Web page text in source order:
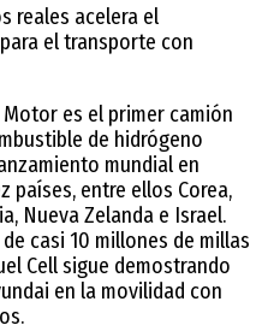
reales acelera el
el transporte con
Motor es el primer camión
de hidrógeno
mundial en
países, entre ellos Corea,
Nueva Zelanda e Israel.
casi 10 millones de millas
Cell sigue demostrando
en la movilidad con